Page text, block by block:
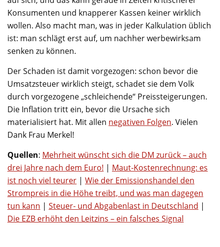
Konsumenten und knapperer Kassen keiner wirklich
wollen. Also macht man, was in jeder Kalkulation üblich
ist: man schlägt erst auf, um nachher werbewirksam
senken zu können.
Der Schaden ist damit vorgezogen: schon bevor die
Umsatzsteuer wirklich steigt, schadet sie dem Volk
durch vorgezogene „schleichende“ Preissteigerungen.
Die Inflation tritt ein, bevor die Ursache sich
materialisiert hat. Mit allen negativen Folgen. Vielen
Dank Frau Merkel!
Quellen: Mehrheit wünscht sich die DM zurück – auch
drei Jahre nach dem Euro! | Maut-Kostenrechnung: es
ist noch viel teurer | Wie der Emissionshandel den
Strompreis in die Höhe treibt, und was man dagegen
tun kann | Steuer- und Abgabenlast in Deutschland |
Die EZB erhöht den Leitzins – ein falsches Signal